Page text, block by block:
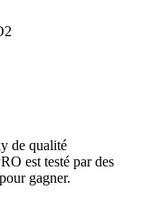
de qualité
est testé par des
gagner.